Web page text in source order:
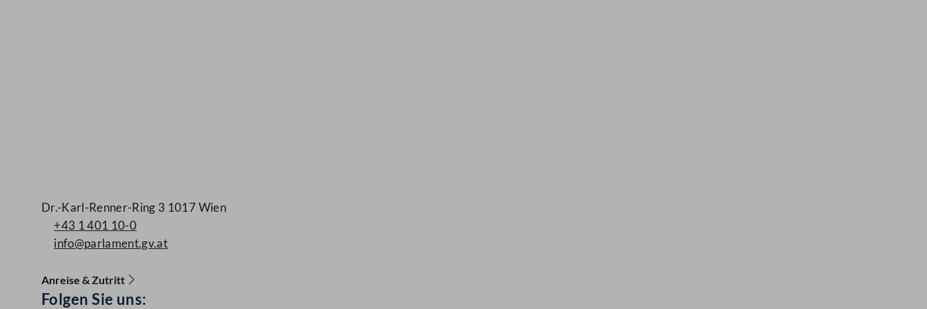
Accessibility Menu anzeigen
Dr.-Karl-Renner-Ring 3 1017 Wien
+43 1 401 10-0
info@parlament.gv.at
Anreise & Zutritt
Folgen Sie uns: